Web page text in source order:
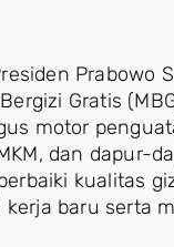
Prabowo
Gratis
motor
dan dapur-
kualitas
baru serta